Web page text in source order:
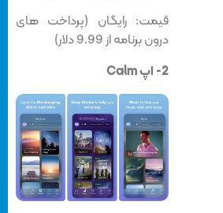
قیمت: رایگان (پرداخت های
درون برنامه از 9.99 دلار)